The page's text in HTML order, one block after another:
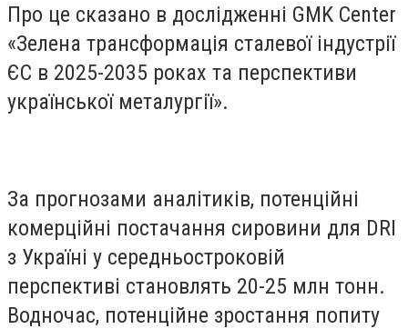
Про це сказано в дослідженні GMK Center
«Зелена трансформація сталевої індустрії
ЄС в 2025-2035 роках та перспективи
української металургії».
За прогнозами аналітиків, потенційні
комерційні постачання сировини для DRI
з Україні у середньостроковій
перспективі становлять 20-25 млн тонн.
Водночас, потенційне зростання попиту